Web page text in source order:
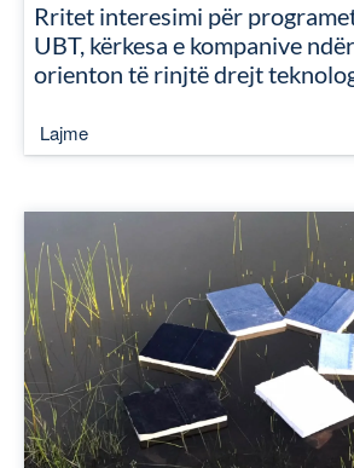
Rritet interesimi për
UBT, kërkesa e kompanive
orienton të rinjtë drejt
Lajme